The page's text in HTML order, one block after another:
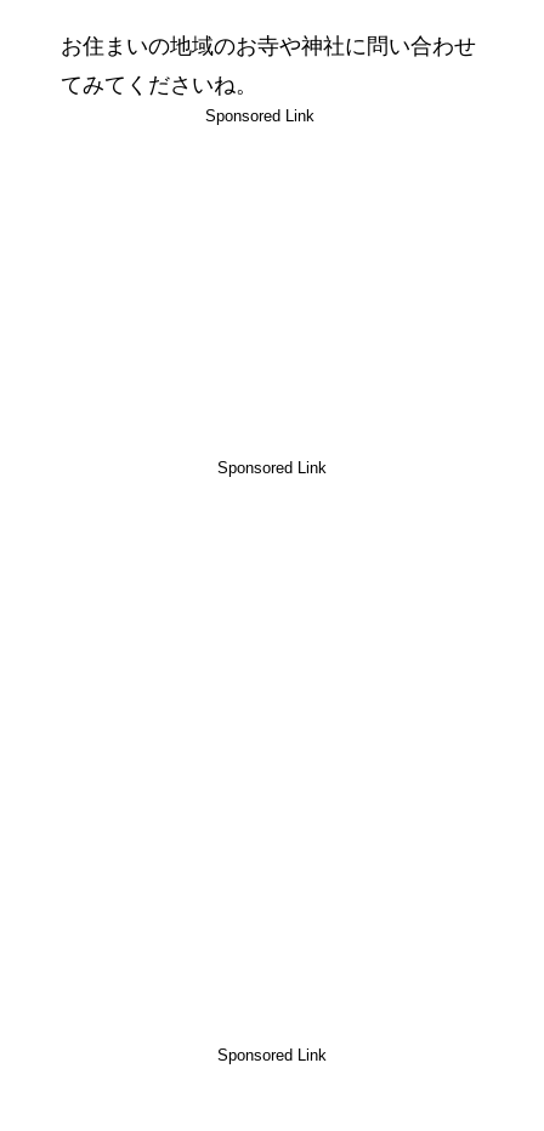
お住まいの地域のお寺や神社に問い合わせ
てみてくださいね。
Sponsored Link
Sponsored Link
Sponsored Link